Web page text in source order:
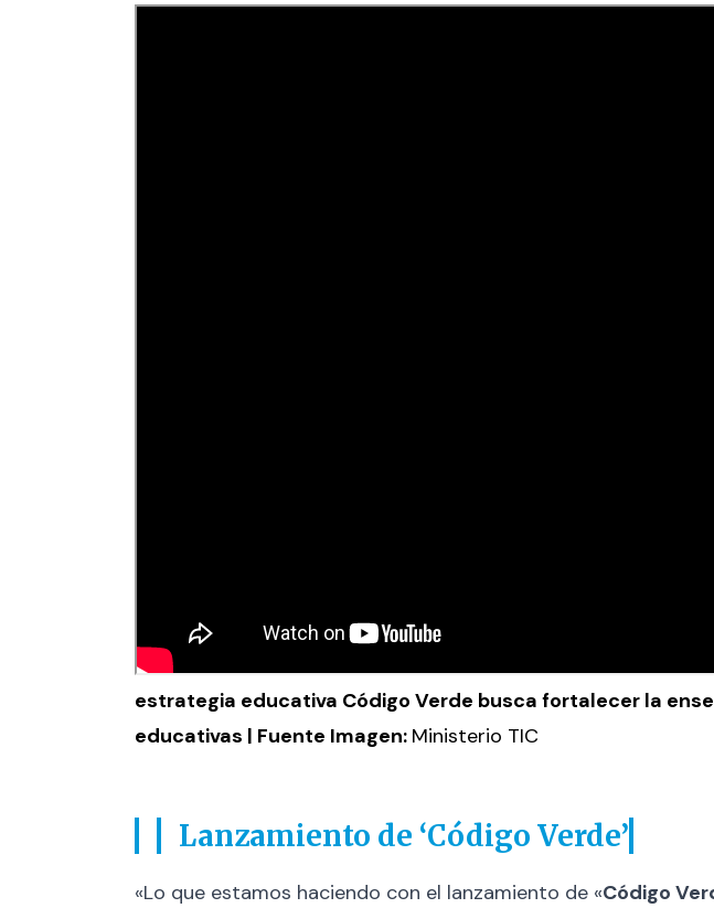
estrategia educativa Código Verde busca fortalecer la
educativas | Fuente Imagen: Ministerio TIC
Lanzamiento de ‘Código Verde’
«Lo que estamos haciendo con el lanzamiento de «Código